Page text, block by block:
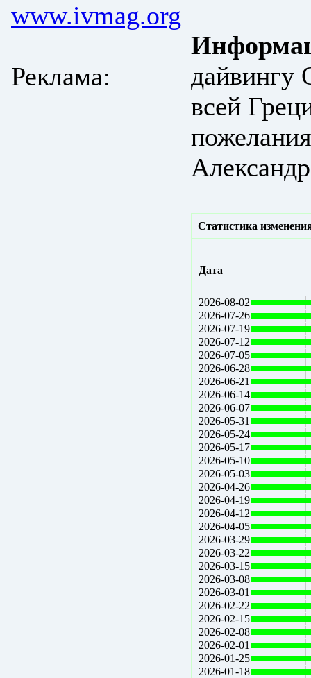
www.ivmag.org
Реклама:
дайвингу
всей
Статистика
Дата
2026-08-02
2026-07-26
2026-07-19
2026-07-12
2026-07-05
2026-06-28
2026-06-21
2026-06-14
2026-06-07
2026-05-31
2026-05-24
2026-05-17
2026-05-10
2026-05-03
2026-04-26
2026-04-19
2026-04-12
2026-04-05
2026-03-29
2026-03-22
2026-03-15
2026-03-08
2026-03-01
2026-02-22
2026-02-15
2026-02-08
2026-02-01
2026-01-25
2026-01-18